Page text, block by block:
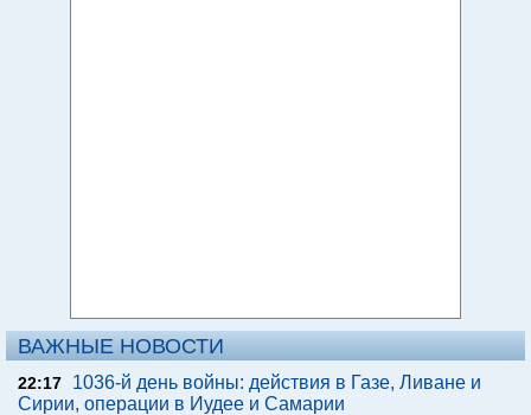
ВАЖНЫЕ НОВОСТИ
22:17
1036-й день войны: действия в Газе, Ливане и
Сирии, операции в Иудее и Самарии